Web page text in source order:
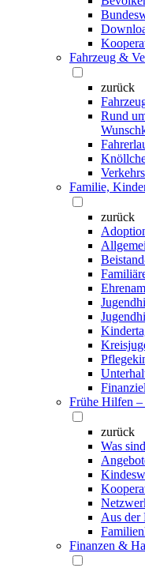
Fahrzeug &
zurück
Rund
Familie,
zurück
Frühe Hilfen
zurück
Was
Aus der
Finanzen &